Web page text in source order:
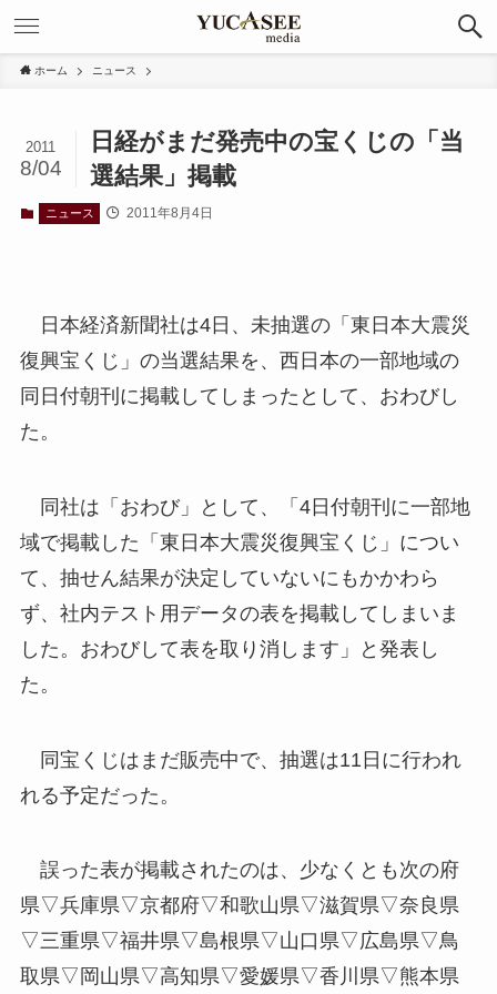
ホーム ニュース
日経がまだ発売中の宝くじの「当
選結果」掲載
2011
8/04
ニュース 2011年8月4日
日本経済新聞社は4日、未抽選の「東日本大震災
復興宝くじ」の当選結果を、西日本の一部地域の
同日付朝刊に掲載してしまったとして、おわびし
た。
同社は「おわび」として、「4日付朝刊に一部地
域で掲載した「東日本大震災復興宝くじ」につい
て、抽せん結果が決定していないにもかかわら
ず、社内テスト用データの表を掲載してしまいま
した。おわびして表を取り消します」と発表し
た。
同宝くじはまだ販売中で、抽選は11日に行われ
れる予定だった。
誤った表が掲載されたのは、少なくとも次の府
県▽兵庫県▽京都府▽和歌山県▽滋賀県▽奈良県
▽三重県▽福井県▽島根県▽山口県▽広島県▽鳥
取県▽岡山県▽高知県▽愛媛県▽香川県▽熊本県